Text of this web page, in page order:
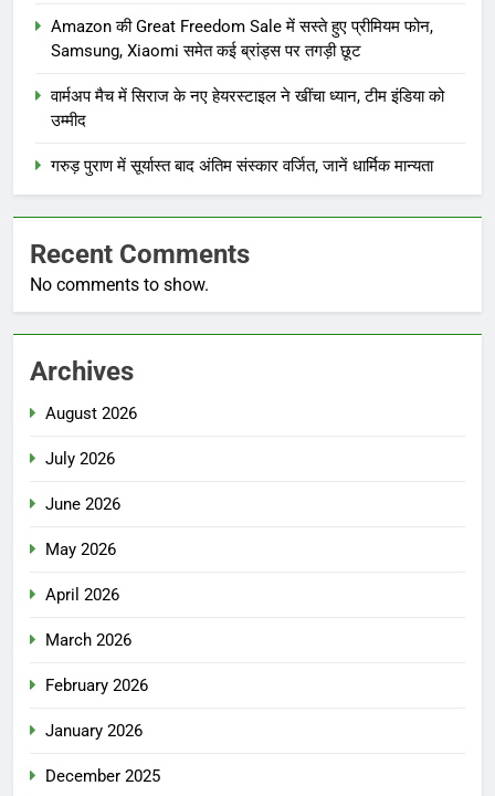
Amazon की Great Freedom Sale में सस्ते हुए प्रीमियम फोन,
Samsung, Xiaomi समेत कई ब्रांड्स पर तगड़ी छूट
वार्मअप मैच में सिराज के नए हेयरस्टाइल ने खींचा ध्यान, टीम इंडिया को
उम्मीद
गरुड़ पुराण में सूर्यास्त बाद अंतिम संस्कार वर्जित, जानें धार्मिक मान्यता
Recent Comments
No comments to show.
Archives
August 2026
July 2026
June 2026
May 2026
April 2026
March 2026
February 2026
January 2026
December 2025